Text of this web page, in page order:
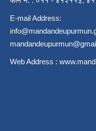
E-mail Address:
Web Address :